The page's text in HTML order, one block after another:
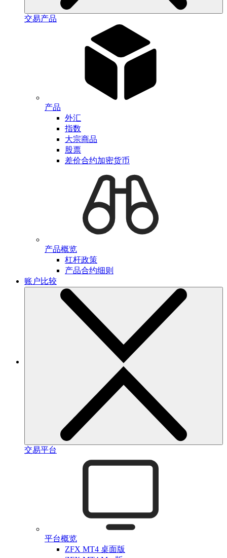
交易产品
产品
外汇
指数
大宗商品
股票
差价合约加密货币
产品概览
杠杆政策
产品合约细则
账户比较
交易平台
平台概览
ZFX MT4 桌面版